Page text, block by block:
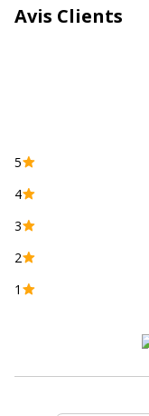
Référence produit
Avis Clients
5
4
3
2
1